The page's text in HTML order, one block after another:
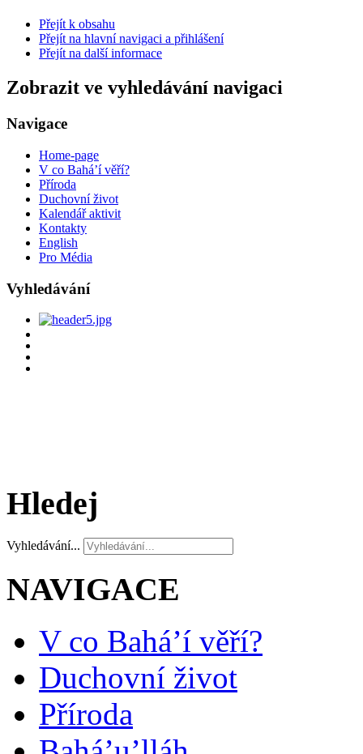
Přejít k obsahu
Přejít na hlavní navigaci a přihlášení
Přejít na další informace
Zobrazit ve vyhledávání navigaci
Navigace
Home-page
V co Bahá’í věří?
Příroda
Duchovní život
Kalendář aktivit
Kontakty
English
Pro Média
Vyhledávání
Hledej
Vyhledávání...
NAVIGACE
V co Bahá’í věří?
Duchovní život
Příroda